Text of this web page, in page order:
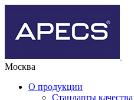
Москва
О продукции
Стандарты качества